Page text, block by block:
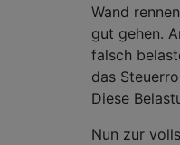
Wand
gut gehen.
falsch
das
Diese
Nun zur